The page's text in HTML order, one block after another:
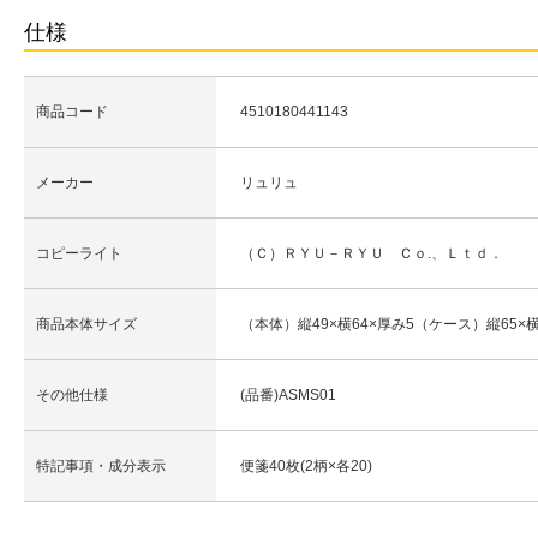
仕様
商品コード 4510180441143
メーカー リュリュ
コピーライト （Ｃ）ＲＹＵ－ＲＹＵ Ｃｏ.、Ｌｔｄ．
商品本体サイズ （本体）縦49×横64×厚み5（ケース）縦65×
その他仕様 (品番)ASMS01
特記事項・成分表示 便箋40枚(2柄×各20)